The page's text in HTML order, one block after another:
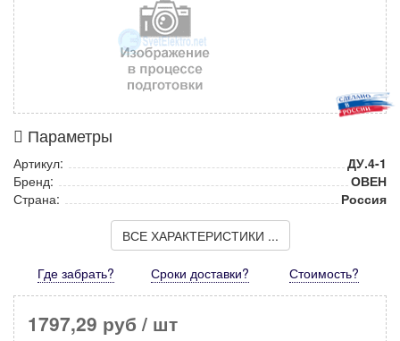
Параметры
Артикул:
ДУ.4-1
Бренд:
ОВЕН
Страна:
Россия
ВСЕ ХАРАКТЕРИСТИКИ ...
Где забрать? Сроки доставки? Стоимость?
1797,29 руб / шт